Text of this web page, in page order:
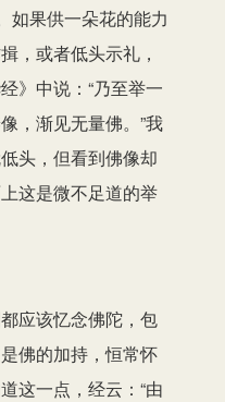
如果供一朵花的能力
，或者低头示礼，
》中说：“乃至举一
，渐见无量佛。”我
头，但看到佛像却
这是微不足道的举
应该忆念佛陀，包
佛的加持，恒常怀
这一点，经云：“由